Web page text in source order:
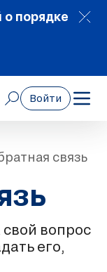
порядке
Войти
связь
вопрос
его,